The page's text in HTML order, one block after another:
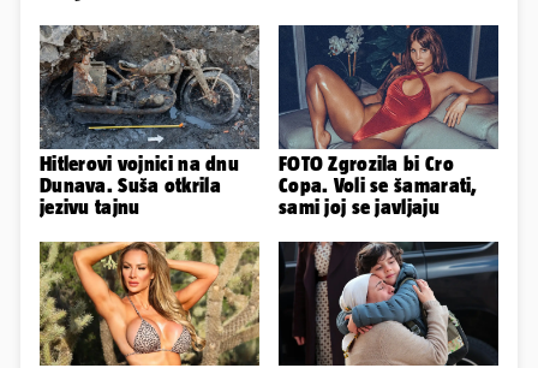
Hitlerovi vojnici na dnu
Dunava. Suša otkrila
jezivu tajnu
FOTO Zgrozila bi Cro
Copa. Voli se šamarati,
sami joj se javljaju